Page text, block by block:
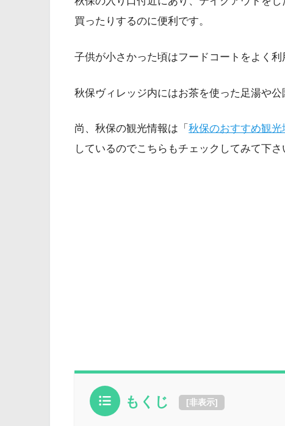
買ったりするのに便利です。
子供が小さかった頃はフードコートをよく利
秋保ヴィレッジ内にはお茶を使った足湯や公
尚、秋保の観光情報は「 秋保のおすすめ観光
しているのでこちらもチェックしてみて下さ
もくじ [非表示]